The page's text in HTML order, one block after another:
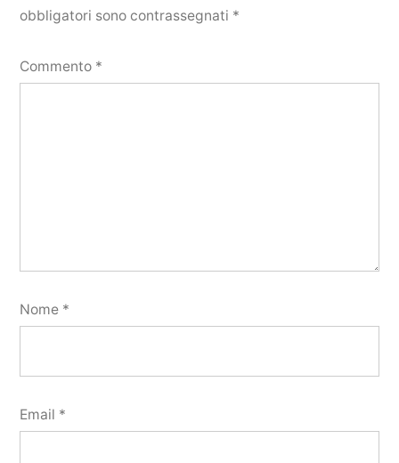
obbligatori sono contrassegnati *
Commento *
Nome *
Email *